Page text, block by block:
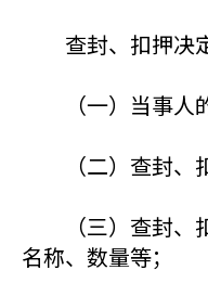
查封、扣押决定
（一）当事人的
（二）查封、扣
（三）查封、
名称、数量等；